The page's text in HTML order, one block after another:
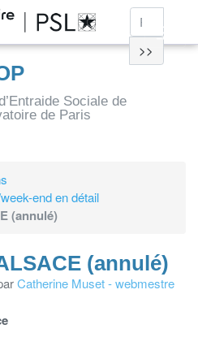
>>
Sociale de
de Paris
end en détail
(annulé)
(annulé)
Catherine Muset - webmestre